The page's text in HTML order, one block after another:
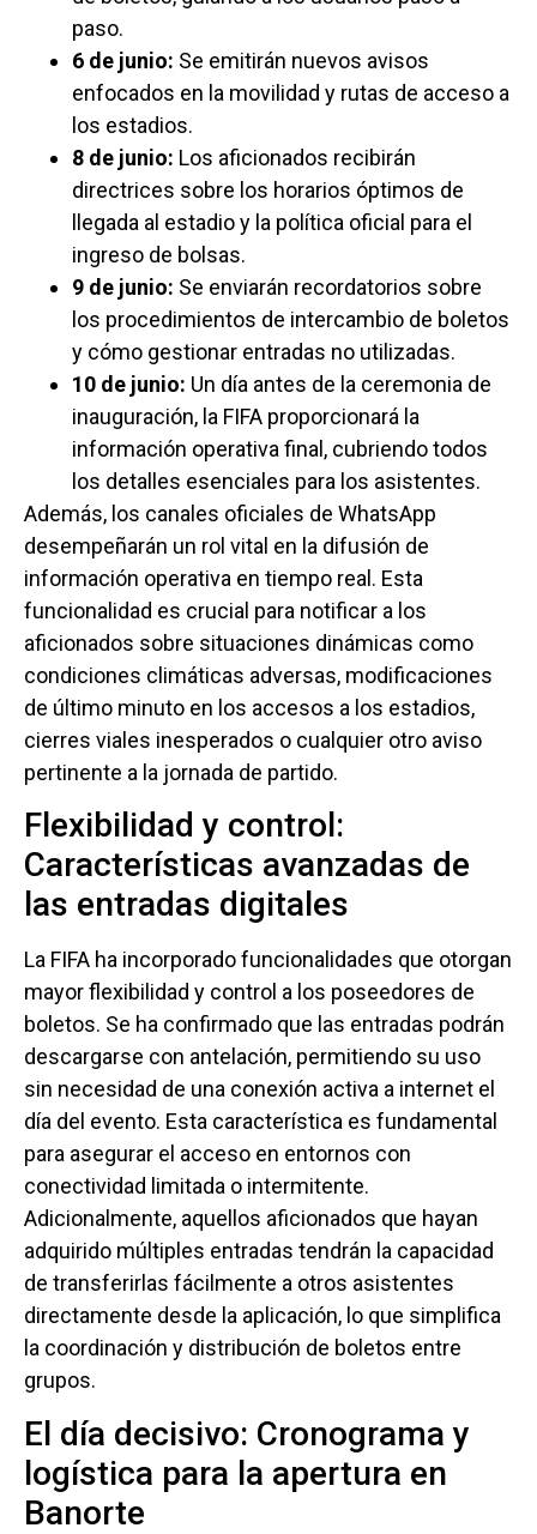
paso.
6 de junio: Se emitirán nuevos avisos
enfocados en la movilidad y rutas de acceso a
los estadios.
8 de junio: Los aficionados recibirán
directrices sobre los horarios óptimos de
llegada al estadio y la política oficial para el
ingreso de bolsas.
9 de junio: Se enviarán recordatorios sobre
los procedimientos de intercambio de boletos
y cómo gestionar entradas no utilizadas.
10 de junio: Un día antes de la ceremonia de
inauguración, la FIFA proporcionará la
información operativa final, cubriendo todos
los detalles esenciales para los asistentes.
Además, los canales oficiales de WhatsApp
desempeñarán un rol vital en la difusión de
información operativa en tiempo real. Esta
funcionalidad es crucial para notificar a los
aficionados sobre situaciones dinámicas como
condiciones climáticas adversas, modificaciones
de último minuto en los accesos a los estadios,
cierres viales inesperados o cualquier otro aviso
pertinente a la jornada de partido.
Flexibilidad y control:
Características avanzadas de
las entradas digitales
La FIFA ha incorporado funcionalidades que otorgan
mayor flexibilidad y control a los poseedores de
boletos. Se ha confirmado que las entradas podrán
descargarse con antelación, permitiendo su uso
sin necesidad de una conexión activa a internet el
día del evento. Esta característica es fundamental
para asegurar el acceso en entornos con
conectividad limitada o intermitente.
Adicionalmente, aquellos aficionados que hayan
adquirido múltiples entradas tendrán la capacidad
de transferirlas fácilmente a otros asistentes
directamente desde la aplicación, lo que simplifica
la coordinación y distribución de boletos entre
grupos.
El día decisivo: Cronograma y
logística para la apertura en
Banorte